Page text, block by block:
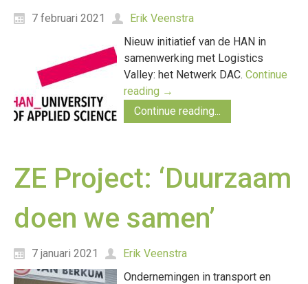
7 februari 2021
Erik Veenstra
Nieuw initiatief van de HAN in
samenwerking met Logistics
Valley: het Netwerk DAC. Continue
reading →
Continue reading...
ZE Project: ‘Duurzaam
doen we samen’
7 januari 2021
Erik Veenstra
Ondernemingen in transport en